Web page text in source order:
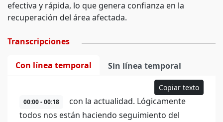
efectiva y rápida, lo que genera confianza en la
recuperación del área afectada.
Transcripciones
Con línea temporal Sin línea temporal
Copiar texto
00:00 - 00:18
con la actualidad. Lógicamente
todos nos están haciendo seguimiento del